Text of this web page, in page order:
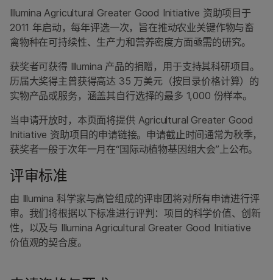
Illumina Agricultural Greater Good Initiative 资助项目于
2011 年启动，每年评选一次，旨在推动农业关键作物与畜
禽物种在可持续性、生产力和营养密度方面亟需的研究。
获奖者可获得 Illumina 产品的捐赠，用于支持其科研项目。
历届大奖得主曾获得高达 35 万美元（按目录价格计算）的
实物产品或服务，涵盖其自行选择的最多 1,000 份样本。
当申请开放时，本页面将提供 Agricultural Greater Good
Initiative 资助项目的申请链接。申请截止时间通常为秋季，
获奖者一般于次年一月在“国际动植物基因组大会”上公布。
评审标准
由 Illumina 科学家与高管组成的评审团将对所有申请进行评
审。我们将根据以下标准进行评判：项目的科学价值、创新
性，以及与 Illumina Agricultural Greater Good Initiative
价值观的契合度。